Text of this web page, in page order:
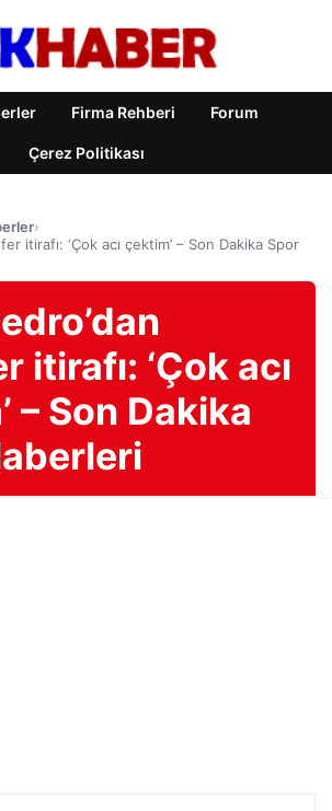
Firma Rehberi Forum
Çerez Politikası
›
itirafı: ‘Çok acı çektim’ – Son Dakika Spor
itirafı: ‘Çok acı
– Son Dakika